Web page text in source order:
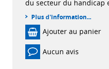
du secteur du handicap
Plus d'information...
Ajouter au panier
Aucun avis